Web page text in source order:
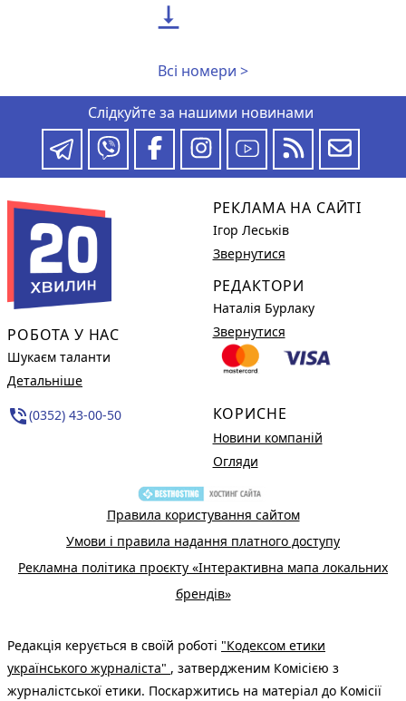

Всі номери >
Слідкуйте за нашими новинами
РОБОТА У НАС
Шукаєм таланти
Детальніше
phone_in_talk(0352) 43-00-50
РЕКЛАМА НА САЙТІ
Ігор Леськів
Звернутися
РЕДАКТОРИ
Наталія Бурлаку
Звернутися
КОРИСНЕ
Новини компаній
Огляди
Правила користування сайтом
Умови і правила надання платного доступу
Рекламна політика проєкту «Інтерактивна мапа локальних
брендів»
Редакція керується в своїй роботі "Кодексом етики
українського журналіста" , затвердженим Комісією з
журналістської етики. Поскаржитись на матеріал до Комісії